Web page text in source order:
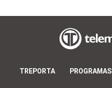
TREPORTA PROGRAMAS